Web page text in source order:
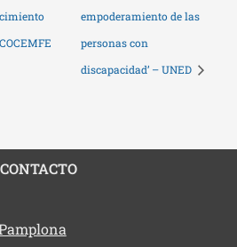
empoderamiento de las
personas con
discapacidad’ – UNED
CONTACTO